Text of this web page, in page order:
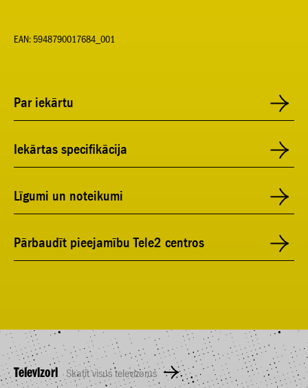
EAN: 5948790017684_001
Par iekārtu
Iekārtas specifikācija
Līgumi un noteikumi
Pārbaudīt pieejamību Tele2 centros
Televizori Skatīt visus televizorus